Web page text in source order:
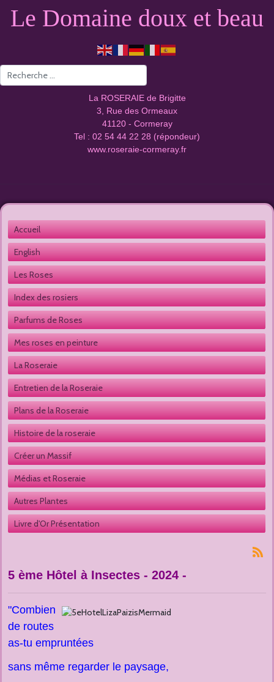
Le Domaine doux et beau
Valider
La ROSERAIE de Brigitte
3, Rue des Ormeaux
41120 - Cormeray
Tel : 02 54 44 22 28 (répondeur)
www.roseraie-cormeray.fr
5 ème Hôtel à Insectes - 2024 -
"Combien
de routes
as-tu empruntées
sans même regarder le paysage,
Accueil
English
Les Roses
Index des rosiers
Parfums de Roses
Mes roses en peinture
La Roseraie
Entretien de la Roseraie
Plans de la Roseraie
Histoire de la roseraie
Créer un Massif
Médias et Roseraie
Autres Plantes
Livre d'Or Présentation